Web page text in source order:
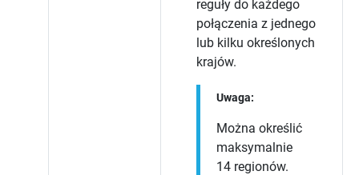
reguły do każdego
połączenia z jednego
lub kilku określonych
krajów.
Uwaga:
Można określić
maksymalnie
14 regionów.